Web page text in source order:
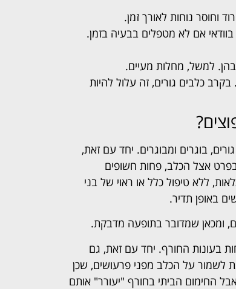
וחוסר נוחות לאורך זמן.
אם לא מטפלים בבעיה בזמן.
למשל, מחלות מעיים.
כלבים גורים, זה עלול להיות
בוגרים ומבוגרים. יחד עם זאת,
אצל הכלב, פחות חשופים
ללא טיפול כלל או ראוי של בני
באופן תדיר.
ומכאן שמדובר בתופעה מדבקת.
בעונות החורף. יחד עם זאת, גם
לשמור על הכלב מפני פרעושים, שכן
החימום הביתי בחורף "יעורר" אותם